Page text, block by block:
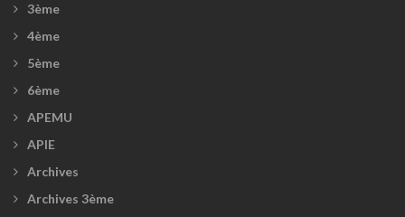
3ème
4ème
5ème
6ème
APEMU
APIE
Archives
Archives 3ème